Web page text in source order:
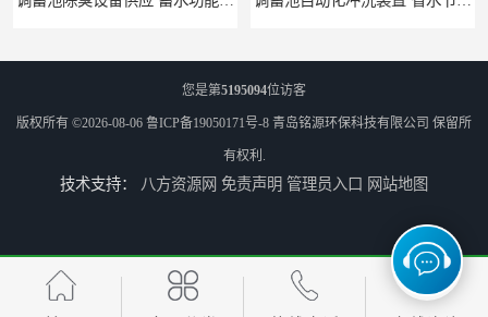
浮筒式截流阀雨水弃流排污 结构简单 浮子自动控制
您是第5195094位访客
版权所有 ©2026-08-06 鲁ICP备19050171号-8 青岛铭源环保科技有限公司 保留所
有权利.
技术支持： 八方资源网 免责声明 管理员入口 网站地图